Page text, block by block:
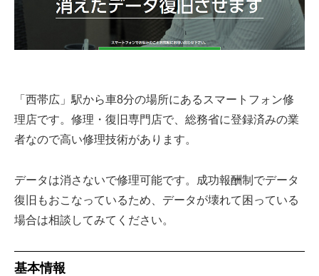
「西帯広」駅から車8分の場所にあるスマートフォン修
理店です。修理・復旧専門店で、総務省に登録済みの業
者なので高い修理技術があります。
データは消さないで修理可能です。成功報酬制でデータ
復旧もおこなっているため、データが壊れて困っている
場合は相談してみてください。
基本情報